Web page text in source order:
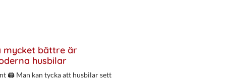
mycket bättre är
husbilar
🖨 Man kan tycka att husbilar sett